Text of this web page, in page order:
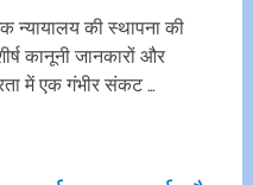
न्यायालय की स्थापना की
कानूनी जानकारों और
में एक गंभीर संकट …